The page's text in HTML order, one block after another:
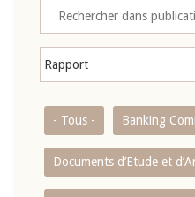
- Tous - Banking
Documents d’Etude et